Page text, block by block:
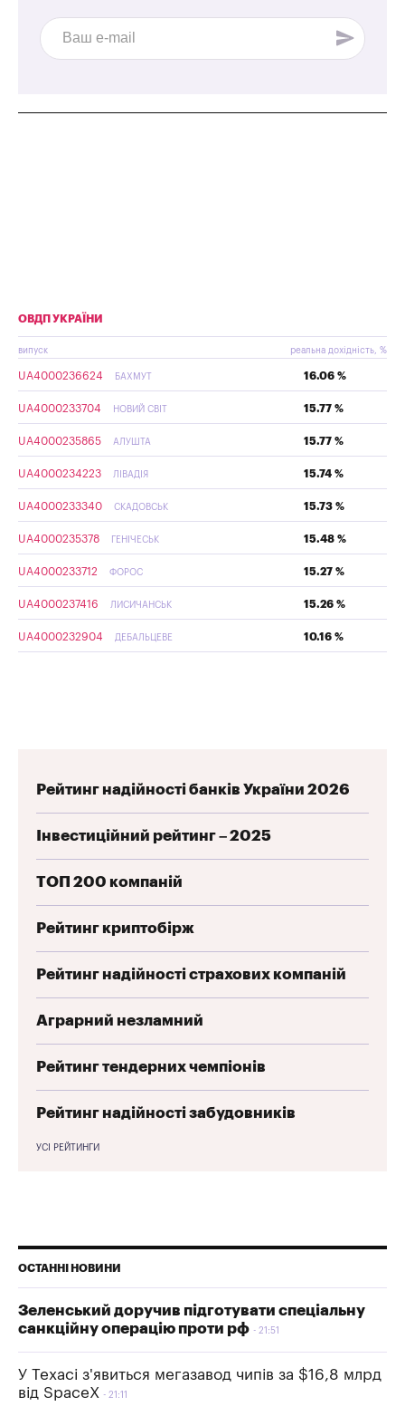
ОВДП УКРАЇНИ
випуск реальна дохідність, %
UA4000236624 БАХМУТ 16.06 %
UA4000233704 НОВИЙ СВІТ 15.77 %
UA4000235865 АЛУШТА 15.77 %
UA4000234223 ЛІВАДІЯ 15.74 %
UA4000233340 СКАДОВСЬК 15.73 %
UA4000235378 ГЕНІЧЕСЬК 15.48 %
UA4000233712 ФОРОС 15.27 %
UA4000237416 ЛИСИЧАНСЬК 15.26 %
UA4000232904 ДЕБАЛЬЦЕВЕ 10.16 %
Рейтинг надійності банків України 2026
Інвестиційний рейтинг – 2025
ТОП 200 компаній
Рейтинг криптобірж
Рейтинг надійності страхових компаній
Аграрний незламний
Рейтинг тендерних чемпіонів
Рейтинг надійності забудовників
УСІ РЕЙТИНГИ
ОСТАННІ НОВИНИ
Зеленський доручив підготувати спеціальну
санкційну операцію проти рф
21:51
У Техасі з'явиться мегазавод чипів за $16,8 млрд
від SpaceX
21:11